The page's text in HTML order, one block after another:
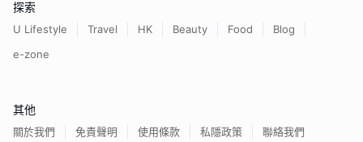
探索
U Lifestyle Travel HK Beauty Food
Blog
e-zone
其他
關於我們 免責聲明 使用條款 私隱政策 聯絡我們